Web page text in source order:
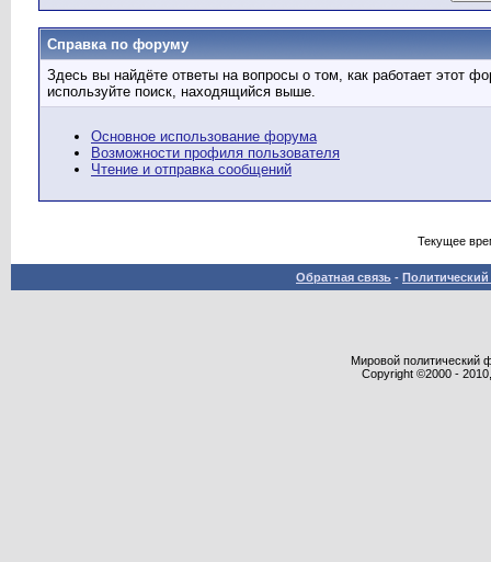
Справка по форуму
Здесь вы найдёте ответы на вопросы о том, как работает этот
используйте поиск, находящийся выше.
Основное использование форума
Возможности профиля пользователя
Чтение и отправка сообщений
Текущее
Обратная связь -
Мировой политический
Copyright ©2000 -